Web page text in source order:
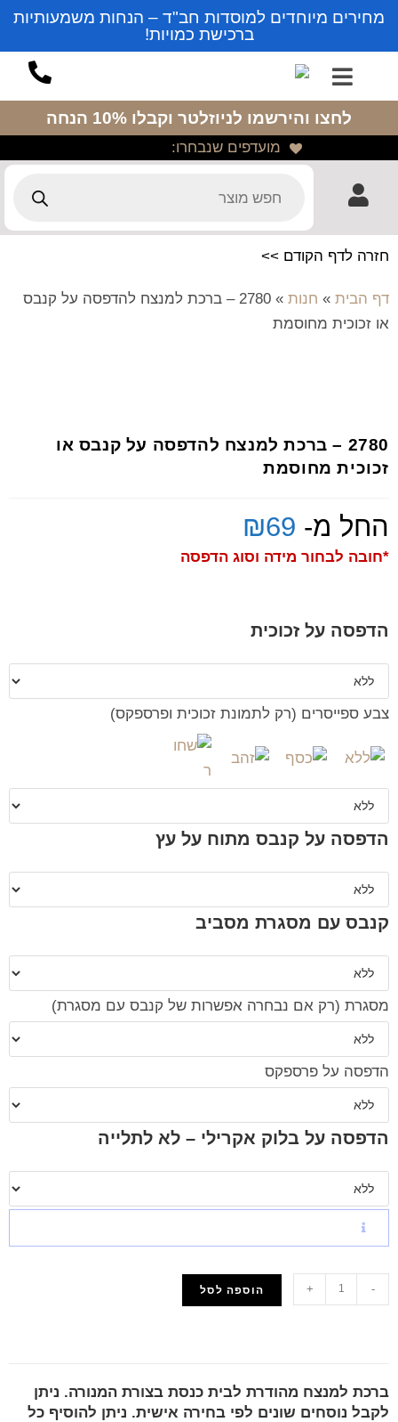
מחירים מיוחדים למוסדות חב"ד – הנחות משמעותיות
ברכישת כמויות!
לחצו והירשמו לניוזלטר וקבלו 10% הנחה
מועדפים שנבחרו:
חזרה לדף הקודם >>
דף הבית » חנות »
2780 – ברכת למנצח להדפסה על קנבס
או זכוכית מחוסמת
2780 – ברכת למנצח להדפסה על קנבס או
זכוכית מחוסמת
החל מ- ₪69
*חובה לבחור מידה וסוג הדפסה
הדפסה על זכוכית
צבע ספייסרים (רק לתמונת זכוכית ופרספקס)
הדפסה על קנבס מתוח על עץ
קנבס עם מסגרת מסביב
מסגרת (רק אם נבחרה אפשרות של קנבס עם מסגרת)
הדפסה על פרספקס
הדפסה על בלוק אקרילי – לא לתלייה
-
+ הוספה לסל
ברכת למנצח מהודרת לבית כנסת בצורת המנורה. ניתן
לקבל נוסחים שונים לפי בחירה אישית. ניתן להוסיף כל